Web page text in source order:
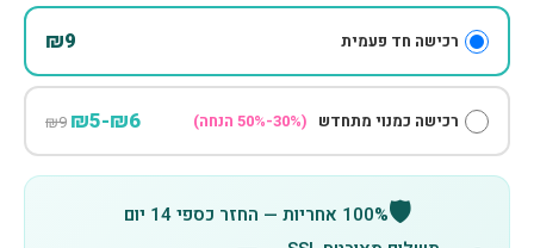
רכישה חד פעמית ₪9
רכישה כמנוי מתחדש (30%-50% הנחה) ₪6-₪5
₪9
🛡️100% אחריות — החזר כספי 14 יום